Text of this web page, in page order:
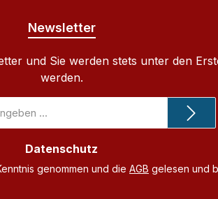
Newsletter
und Sie werden stets unter den
werden.
Datenschutz
genommen und die AGB gelesen und